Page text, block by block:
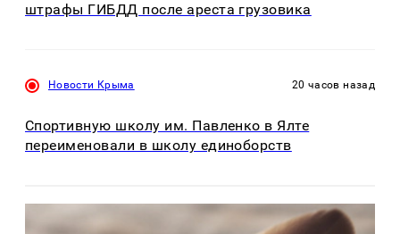
штрафы ГИБДД после ареста грузовика
Новости Крыма 20 часов назад
Спортивную школу им. Павленко в Ялте
переименовали в школу единоборств